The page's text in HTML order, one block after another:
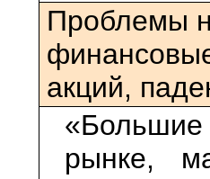
Проблемы
акций,
рынке,